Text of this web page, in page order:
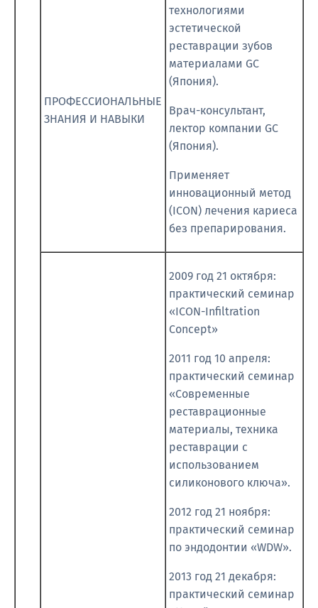
ПРОФЕССИОНАЛЬНЫЕ
ЗНАНИЯ И НАВЫКИ
технологиями
эстетической
реставрации зубов
материалами GC
(Япония).
Врач-консультант,
лектор компании GC
(Япония).
Применяет
инновационный метод
(ICON) лечения кариеса
без препарирования.
2009 год 21 октября:
практический семинар
«ICON-Infiltration
Concept»
2011 год 10 апреля:
практический семинар
«Современные
реставрационные
материалы, техника
реставрации с
использованием
силиконового ключа».
2012 год 21 ноября:
практический семинар
по эндодонтии «WDW».
2013 год 21 декабря:
практический семинар